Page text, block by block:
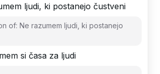
ljudi, ki postanejo čustveni
of: Ne razumem ljudi, ki postanejo
si časa za ljudi